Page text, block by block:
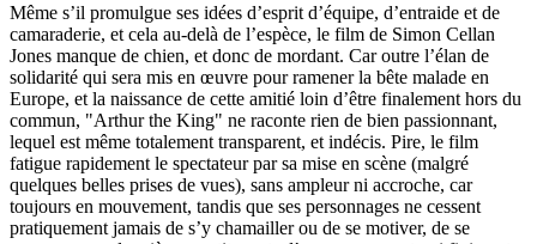
Même s’il promulgue ses idées d’esprit d’équipe, d’entraide et de
camaraderie, et cela au-delà de l’espèce, le film de Simon Cellan
Jones manque de chien, et donc de mordant. Car outre l’élan de
solidarité qui sera mis en œuvre pour ramener la bête malade en
Europe, et la naissance de cette amitié loin d’être finalement hors du
commun, "Arthur the King" ne raconte rien de bien passionnant,
lequel est même totalement transparent, et indécis. Pire, le film
fatigue rapidement le spectateur par sa mise en scène (malgré
quelques belles prises de vues), sans ampleur ni accroche, car
toujours en mouvement, tandis que ses personnages ne cessent
pratiquement jamais de s’y chamailler ou de se motiver, de se